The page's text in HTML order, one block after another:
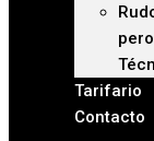
pero
Tarifario
Contacto